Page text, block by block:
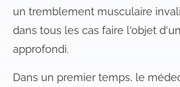
un tremblement musculaire
dans tous les cas faire l'objet
approfondi.
Dans un premier temps, le